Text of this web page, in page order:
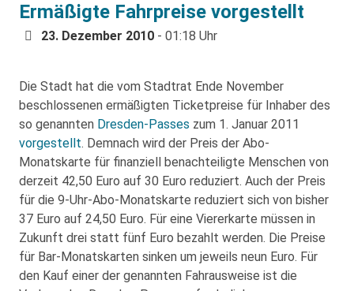
Ermäßigte Fahrpreise vorgestellt
23. Dezember 2010 - 01:18 Uhr
Die Stadt hat die vom Stadtrat Ende November
beschlossenen ermäßigten Ticketpreise für Inhaber des
so genannten Dresden-Passes zum 1. Januar 2011
vorgestellt. Demnach wird der Preis der Abo-
Monatskarte für finanziell benachteiligte Menschen von
derzeit 42,50 Euro auf 30 Euro reduziert. Auch der Preis
für die 9-Uhr-Abo-Monatskarte reduziert sich von bisher
37 Euro auf 24,50 Euro. Für eine Viererkarte müssen in
Zukunft drei statt fünf Euro bezahlt werden. Die Preise
für Bar-Monatskarten sinken um jeweils neun Euro. Für
den Kauf einer der genannten Fahrausweise ist die